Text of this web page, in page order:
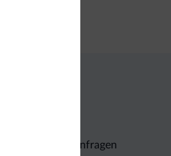
Unverbindliche Anfragen